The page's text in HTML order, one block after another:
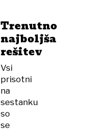
celoten
avtocestni
križ?
Trenutno
najboljša
rešitev
Vsi
prisotni
na
sestanku
so
se